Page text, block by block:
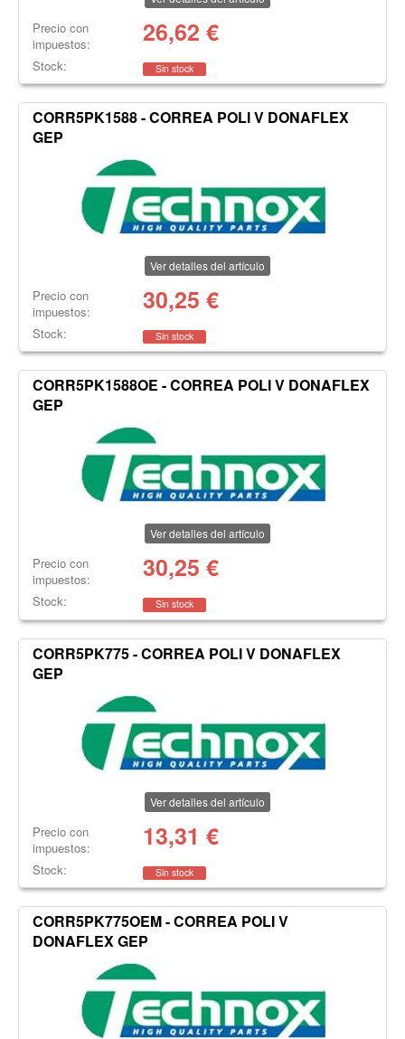
Precio con
impuestos:
26,62 €
Stock: Sin stock
CORR5PK1588 - CORREA POLI V DONAFLEX
GEP
Ver detalles del artículo
Precio con
impuestos:
30,25 €
Stock: Sin stock
CORR5PK1588OE - CORREA POLI V DONAFLEX
GEP
Ver detalles del artículo
Precio con
impuestos:
30,25 €
Stock: Sin stock
CORR5PK775 - CORREA POLI V DONAFLEX
GEP
Ver detalles del artículo
Precio con
impuestos:
13,31 €
Stock: Sin stock
CORR5PK775OEM - CORREA POLI V
DONAFLEX GEP